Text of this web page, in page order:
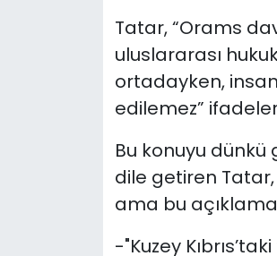
Tatar, “Orams
uluslararası
ortadayken,
edilemez”
Bu konuyu
dile getiren Tatar,
ama bu
-"Kuzey